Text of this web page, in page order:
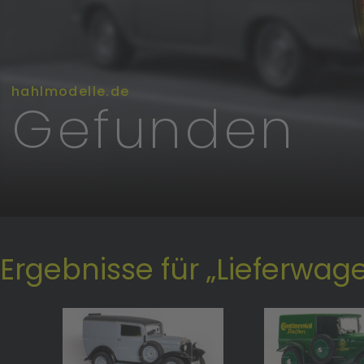
hahlmodelle.de
Gefunden
Ergebnisse für